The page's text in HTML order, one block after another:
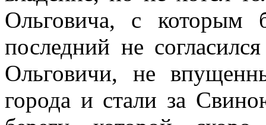
Ольговича, с
последний не
Ольговичи, не
города и стали за